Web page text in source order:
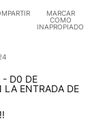
MARCAR
COMO
INAPROPIADO
D0 DE
LA ENTRADA DE